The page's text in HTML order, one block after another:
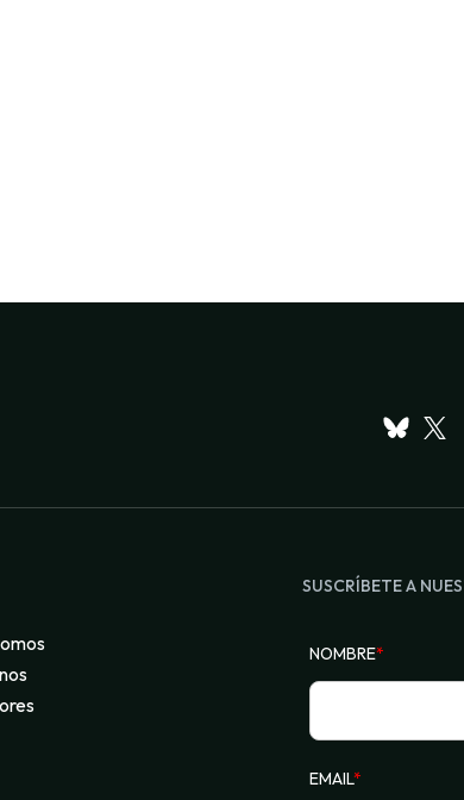
SUSCRÍBETE A
NOMBRE*
EMAIL*